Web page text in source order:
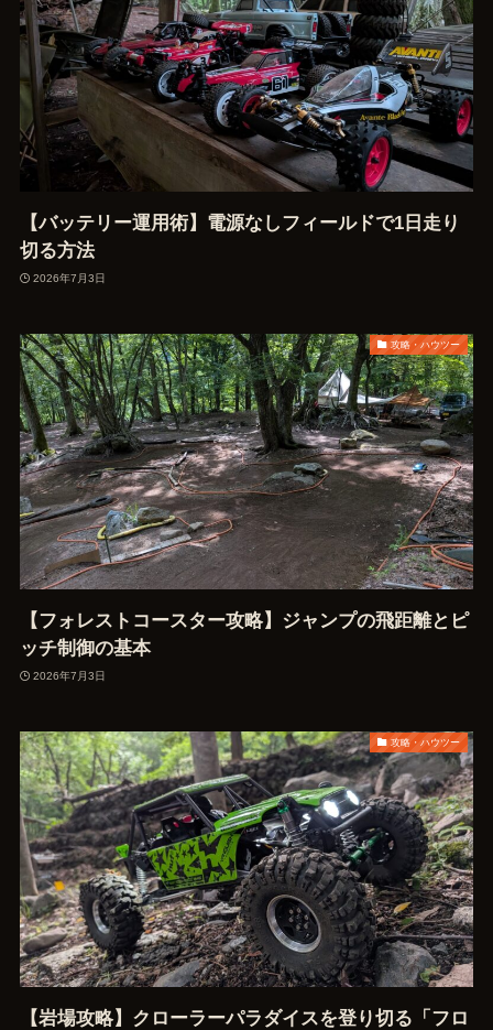
【バッテリー運用術】電源なしフィールドで1日走り
切る方法
2026年7月3日
攻略・ハウツー
【フォレストコースター攻略】ジャンプの飛距離とピ
ッチ制御の基本
2026年7月3日
攻略・ハウツー
【岩場攻略】クローラーパラダイスを登り切る「フロ